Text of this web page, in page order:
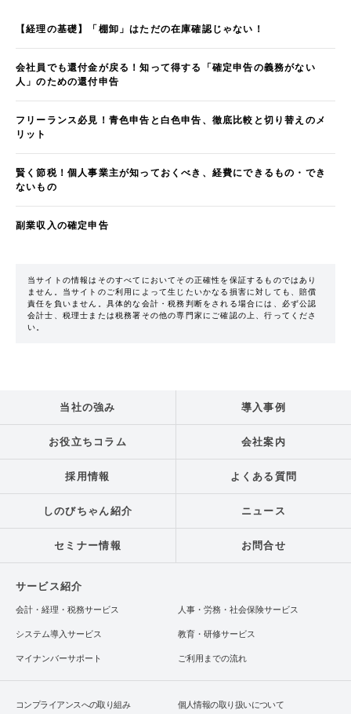
【経理の基礎】「棚卸」はただの在庫確認じゃない！
会社員でも還付金が戻る！知って得する「確定申告の義務がない
人」のための還付申告
フリーランス必見！青色申告と白色申告、徹底比較と切り替えのメ
リット
賢く節税！個人事業主が知っておくべき、経費にできるもの・でき
ないもの
副業収入の確定申告
当サイトの情報はそのすべてにおいてその正確性を保証するものではあり
ません。当サイトのご利用によって生じたいかなる損害に対しても、賠償
責任を負いません。具体的な会計・税務判断をされる場合には、必ず公認
会計士、税理士または税務署その他の専門家にご確認の上、行ってくださ
い。
当社の強み 導入事例
お役立ちコラム 会社案内
採用情報 よくある質問
しのびちゃん紹介 ニュース
セミナー情報 お問合せ
サービス紹介
会計・経理・税務サービス 人事・労務・社会保険サービス
システム導入サービス 教育・研修サービス
マイナンバーサポート ご利用までの流れ
コンプライアンスへの取り組み 個人情報の取り扱いについて